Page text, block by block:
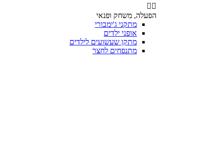
 
הפעלה, משחק ופנאי
מתקני ג'ימבורי
אופני ילדים
מתקן שעשועים לילדים
מתנפחים לחצר